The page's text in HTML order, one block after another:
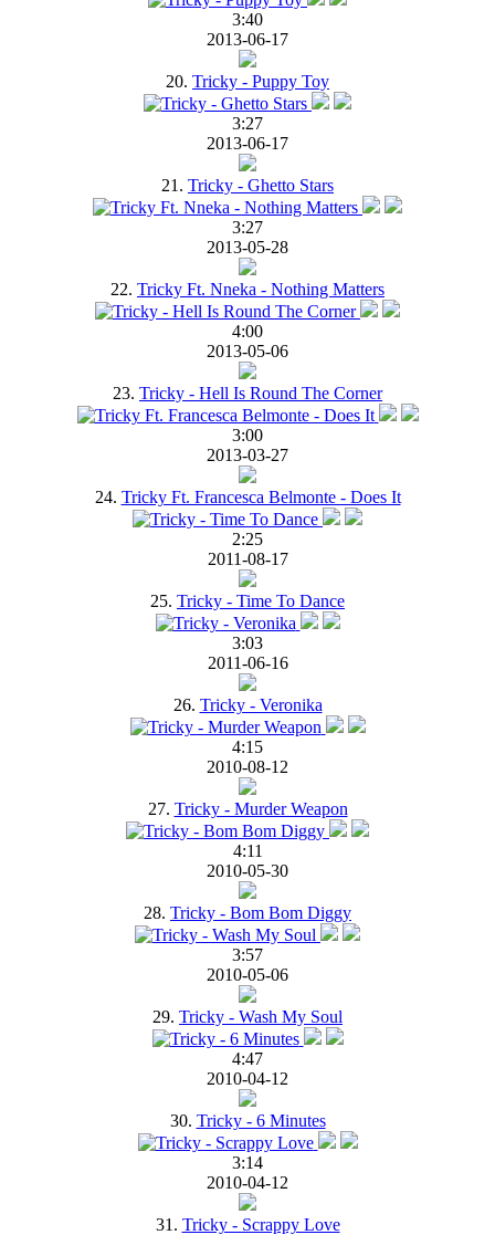
3:40
2013-06-17
20. Tricky - Puppy Toy
3:27
2013-06-17
21. Tricky - Ghetto Stars
3:27
2013-05-28
22. Tricky Ft. Nneka - Nothing Matters
4:00
2013-05-06
23. Tricky - Hell Is Round The Corner
3:00
2013-03-27
24. Tricky Ft. Francesca Belmonte - Does It
2:25
2011-08-17
25. Tricky - Time To Dance
3:03
2011-06-16
26. Tricky - Veronika
4:15
2010-08-12
27. Tricky - Murder Weapon
4:11
2010-05-30
28. Tricky - Bom Bom Diggy
3:57
2010-05-06
29. Tricky - Wash My Soul
4:47
2010-04-12
30. Tricky - 6 Minutes
3:14
2010-04-12
31. Tricky - Scrappy Love